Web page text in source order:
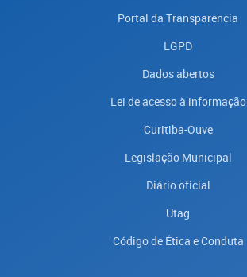
Portal da Transparencia
LGPD
Dados abertos
Lei de acesso à informação
Curitiba-Ouve
Legislação Municipal
Diário oficial
Utag
Código de Ética e Conduta